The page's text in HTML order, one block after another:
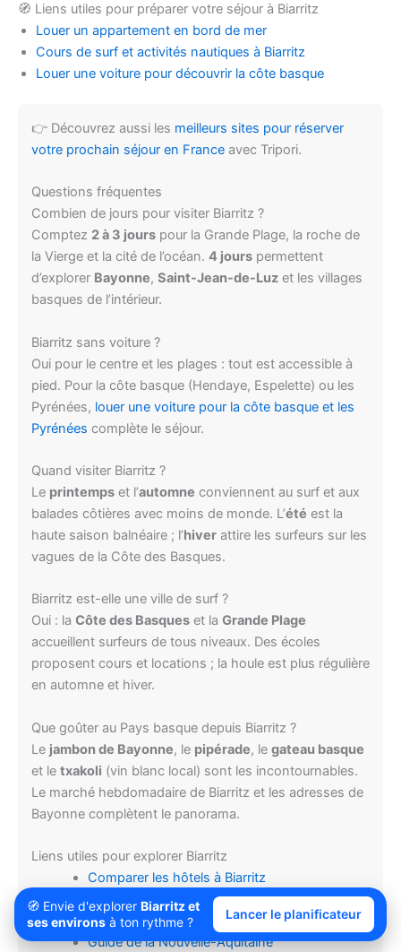
🧭 Liens utiles pour préparer votre séjour à Biarritz
Louer un appartement en bord de mer
Cours de surf et activités nautiques à Biarritz
Louer une voiture pour découvrir la côte basque
👉 Découvrez aussi les meilleurs sites pour réserver
votre prochain séjour en Franceavec Tripori.
Questions fréquentes
Combien de jours pour visiter Biarritz ?
Comptez 2 à 3 jourspour la Grande Plage, la roche de
la Vierge et la cité de l’océan. 4 jourspermettent
d’explorer Bayonne, Saint-Jean-de-Luzet les villages
basques de l’intérieur.
Biarritz sans voiture ?
Oui pour le centre et les plages : tout est accessible à
pied. Pour la côte basque (Hendaye, Espelette) ou les
Pyrénées, louer une voiture pour la côte basque et les
Pyrénées complète le séjour.
Quand visiter Biarritz ?
Le printempset l’automne conviennent au surf et aux
balades côtières avec moins de monde. L’été est la
haute saison balnéaire ; l’hiverattire les surfeurs sur les
vagues de la Côte des Basques.
Biarritz est-elle une ville de surf ?
Oui : la Côte des Basqueset la Grande Plage
accueillent surfeurs de tous niveaux. Des écoles
proposent cours et locations ; la houle est plus régulière
en automne et hiver.
Que goûter au Pays basque depuis Biarritz ?
Le jambon de Bayonne, le pipérade, le gateau basque
et le txakoli (vin blanc local) sont les incontournables.
Le marché hebdomadaire de Biarritz et les adresses de
Bayonne complètent le panorama.
Liens utiles pour explorer Biarritz
Comparer les hôtels à Biarritz
Réserver des activités
Toutes les villes à visiter en France
Guide de la Nouvelle-Aquitaine
🧭 Envie d'explorer Biarritz et
ses environs à ton rythme ?
Lancer le planificateur